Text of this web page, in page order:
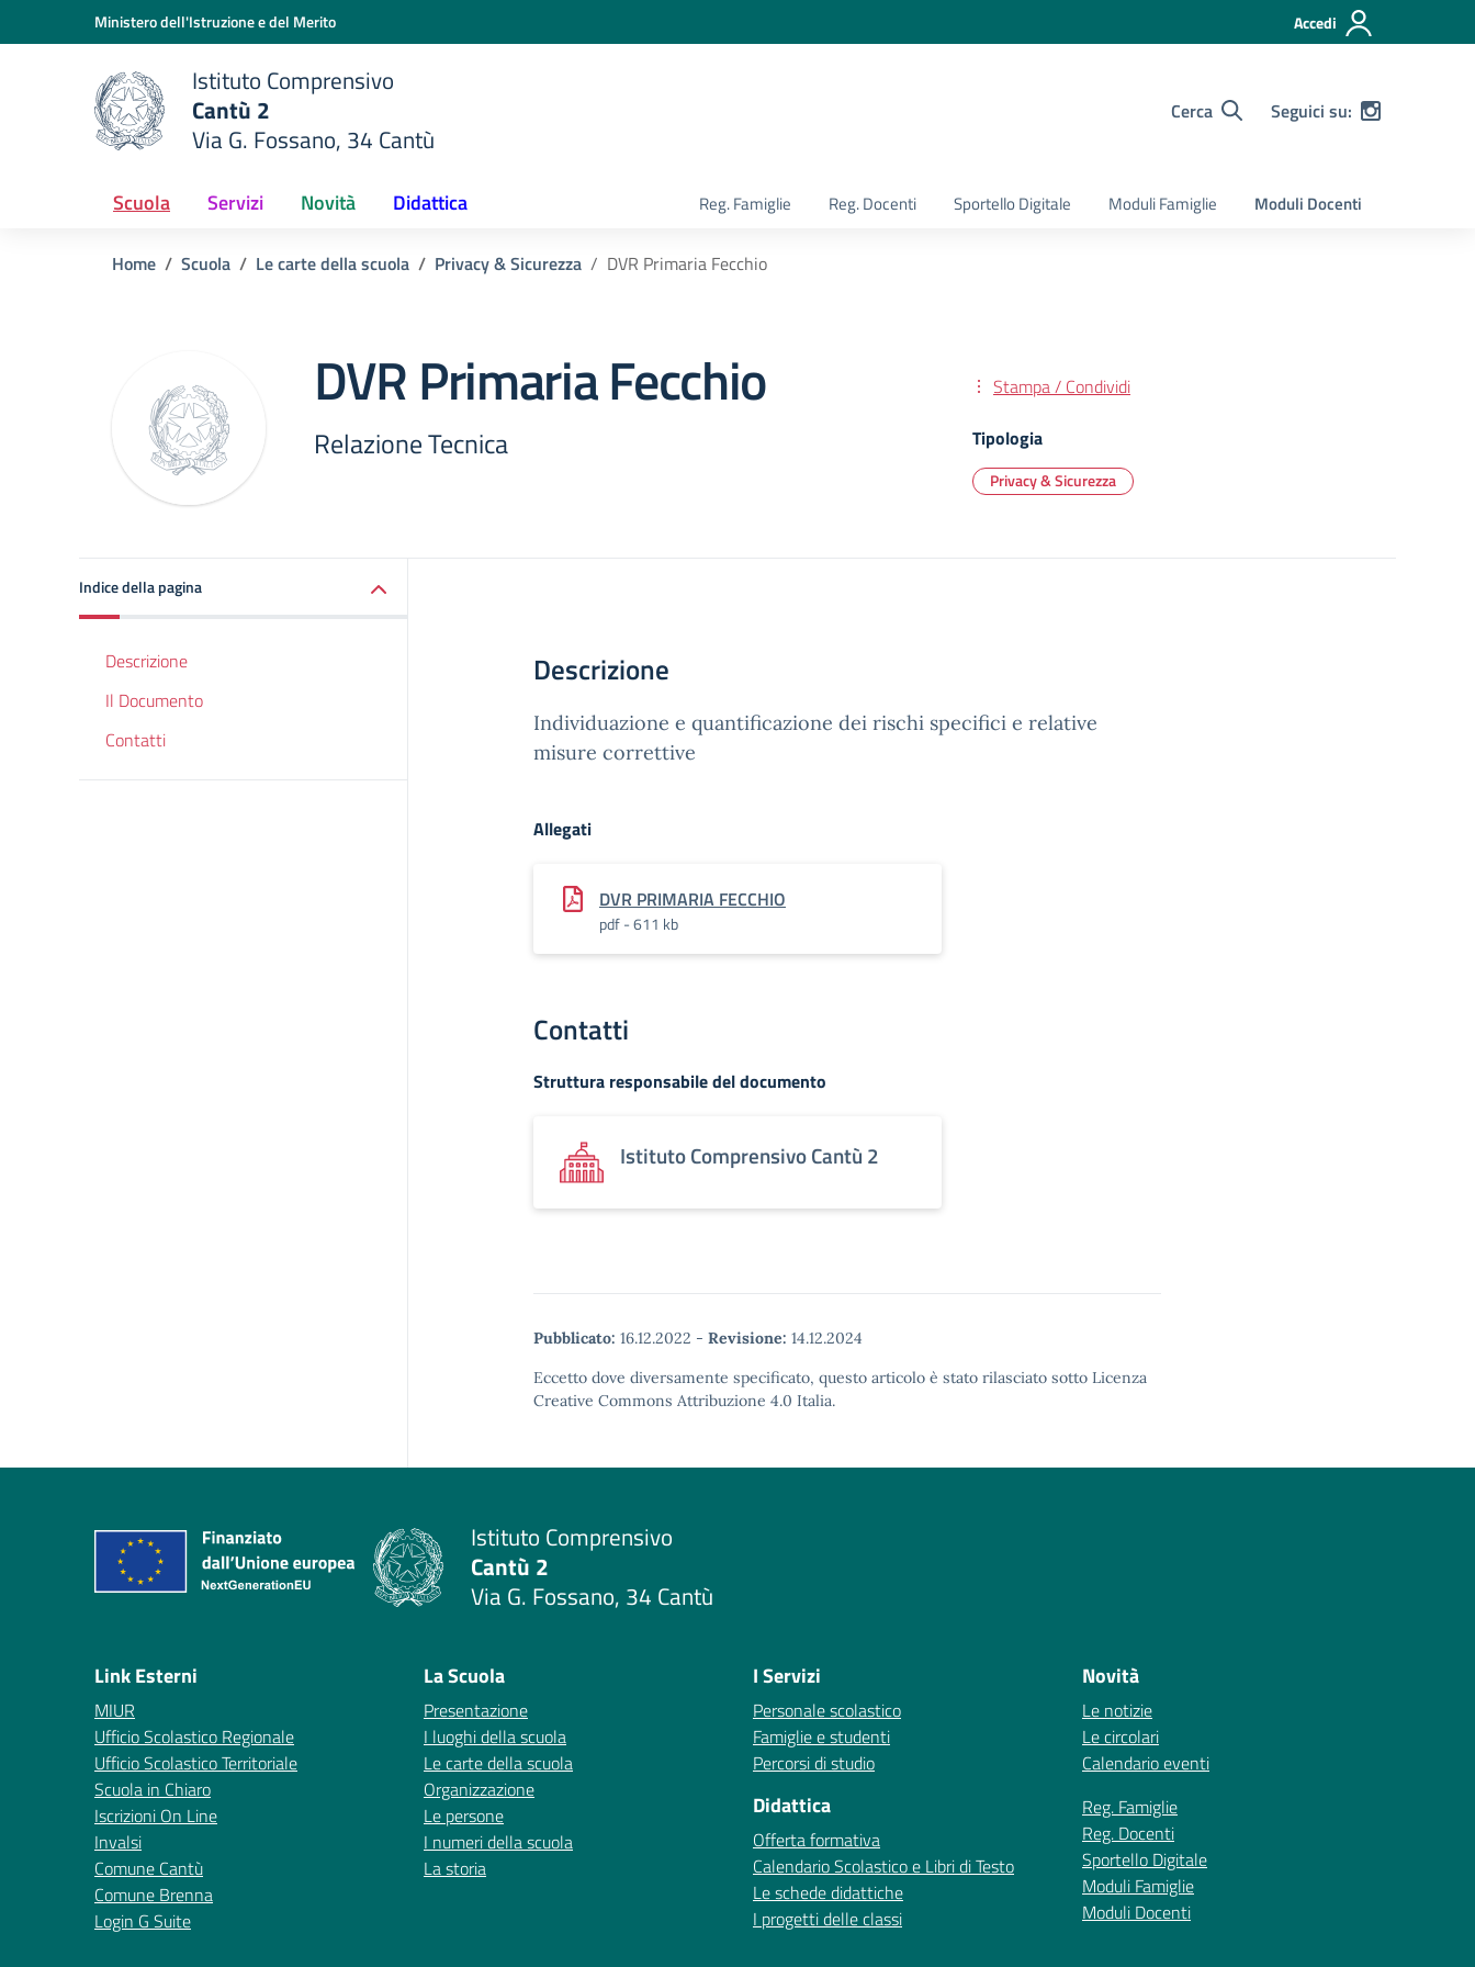
Vai ai contenuti
Vai al menu di navigazioneMinistero dell'Istruzione e del Merito Accedi
scuola
Istituto Comprensivo
Cantù 2
Via G. Fossano, 34 Cantù
Cerca Seguici su:
Scuola Servizi Novità Didattica Reg. Famiglie Reg. Docenti Sportello Digitale Moduli Famiglie Moduli Docenti
Home Scuola Le carte della scuola Privacy & Sicurezza DVR Primaria Fecchio
DVR Primaria Fecchio
Relazione Tecnica
Stampa / Condividi
Tipologia
Privacy & Sicurezza
Indice della pagina
Descrizione
Il Documento
Contatti
Descrizione
Individuazione e quantificazione dei rischi specifici e relative
misure correttive
Allegati
DVR PRIMARIA FECCHIO
pdf - 611 kb
Contatti
Struttura responsabile del documento
Istituto Comprensivo Cantù 2
Pubblicato: 16.12.2022 - Revisione: 14.12.2024
Eccetto dove diversamente specificato, questo articolo è stato rilasciato sotto Licenza
Creative Commons Attribuzione 4.0 Italia.
Istituto Comprensivo
Cantù 2
Via G. Fossano, 34 Cantù
Link Esterni
MIUR
Ufficio Scolastico Regionale
Ufficio Scolastico Territoriale
Scuola in Chiaro
Iscrizioni On Line
Invalsi
Comune Cantù
Comune Brenna
Login G Suite
La Scuola
Presentazione
I luoghi della scuola
Le carte della scuola
Organizzazione
Le persone
I numeri della scuola
La storia
I Servizi
Personale scolastico
Famiglie e studenti
Percorsi di studio
Didattica
Offerta formativa
Calendario Scolastico e Libri di Testo
Le schede didattiche
I progetti delle classi
Novità
Le notizie
Le circolari
Calendario eventi
Reg. Famiglie
Reg. Docenti
Sportello Digitale
Moduli Famiglie
Moduli Docenti